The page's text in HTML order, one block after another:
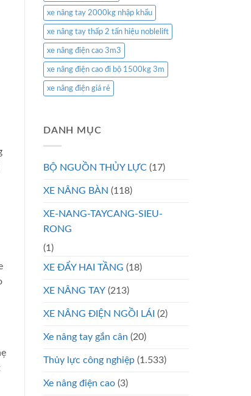
xe nâng tay 2000kg nhập khẩu
xe nâng tay thấp 2 tấn hiệu noblelift
xe nâng điện cao 3m3
xe nâng điện cao đi bộ 1500kg 3m
xe nâng điện giá rẻ
DANH MỤC
BỘ NGUỒN THỦY LỰC (17)
XE NÂNG BÀN (118)
XE-NANG-TAYCANG-SIEU-
RONG
(1)
XE ĐẨY HAI TẦNG (18)
XE NÂNG TAY (213)
XE NÂNG ĐIỆN NGỒI LÁI (2)
Xe nâng tay gắn cân (20)
Thủy lực công nghiệp (1.533)
Xe nâng điện cao (3)